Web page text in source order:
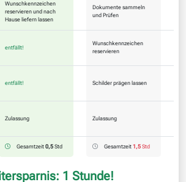
Wunschkennzeichen
reservieren und nach
Hause liefern lassen
Dokumente sammeln
und Prüfen
entfällt!
Wunschkennzeichen
reservieren
entfällt! Schilder prägen lassen
Zulassung Zulassung
Gesamtzeit 0,5 Std Gesamtzeit 1,5 Std
1 Stunde!